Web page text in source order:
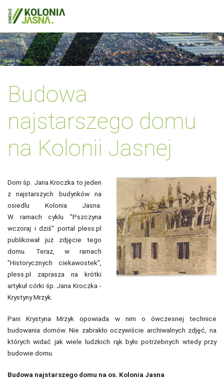
Budowa
najstarszego domu
na Kolonii Jasnej
Dom śp. Jana Kroczka to jeden
z najstarszych budynków na
osiedlu Kolonia Jasna.
W ramach cyklu "Pszczyna
wczoraj i dziś" portal pless.pl
publikował już zdjęcie tego
domu. Teraz, w ramach
"Historycznych ciekawostek",
pless.pl zaprasza na krótki
artykuł córki śp. Jana Kroczka -
Krystyny Mrzyk.
Pani Krystyna Mrzyk opowiada w nim o ówczesnej technice
budowania domów. Nie zabrakło oczywiście archiwalnych zdjęć, na
których widać jak wiele ludzkich rąk było potrzebnych wtedy przy
budowie domu.
Budowa najstarszego domu na os. Kolonia Jasna